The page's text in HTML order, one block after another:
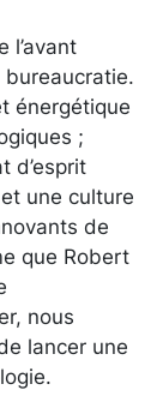
l’avant
bureaucratie.
énergétique
;
d’esprit
une culture
de
que Robert
nous
lancer une